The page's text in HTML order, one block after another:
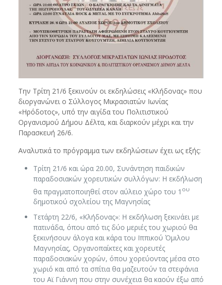
Την Τρίτη 21/6 ξεκινούν οι εκδηλώσεις «Κλήδονας» που
διοργανώνει ο Σύλλογος Μικρασιατών Ιωνίας
«Ηρόδοτος», υπό την αιγίδα του Πολιτιστικού
Οργανισμού Δήμου Δέλτα, και διαρκούν μέχρι και την
Παρασκευή 26/6.
Αναλυτικά το πρόγραμμα των εκδηλώσεων έχει ως εξής:
Τρίτη 21/6 και ώρα 20.00, Συνάντηση παιδικών
παραδοσιακών χορευτικών συλλόγων: Η εκδήλωση
θα πραγματοποιηθεί στον αύλειο χώρο του 1 ου
δημοτικού σχολείου της Μαγνησίας
Τετάρτη 22/6, «Κλήδονας»: Η εκδήλωση ξεκινάει με
πατινάδα, όπου από τις δύο μεριές του χωριού θα
ξεκινήσουν άλογα και κάρα του Ιππικού Όμιλου
Μαγνησίας, Οργανοπαίκτες και χορευτές
παραδοσιακών χορών, όπου χορεύοντας μέσα στο
χωριό και από τα σπίτια θα μαζευτούν τα στεφάνια
του Αϊ Γιάννη που στην συνέχεια θα καούν έξω από